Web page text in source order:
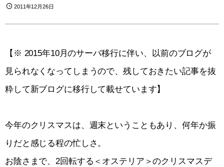
2011年12月26日
【※ 2015年10月のサーバ移行に伴い、以前のブログが
見られなくなってしまうので、残しておきたい記事を抜
粋して新ブログに移行して載せています】
今年のクリスマスは、週末ということもあり、何年か振
りだと感じる程の忙しさ。
お陰さまで、2回転する＜オステリア＞のクリスマスデ